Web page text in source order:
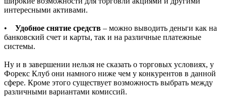
интересными активами.
• Удобное снятие средств – можно выводить деньги как на
банковский счет и карты, так и на различные платежные
системы.
Ну и в завершении нельзя не сказать о торговых условиях, у
Форекс Клуб они намного ниже чем у конкурентов в данной
сфере. Кроме этого существует возможность выбрать между
различными вариантами комиссий.